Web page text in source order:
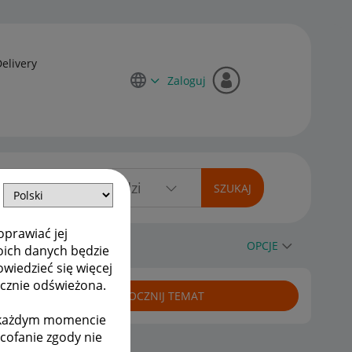
jej
danych będzie
się więcej
odświeżona.
momencie
zgody nie
Zaloguj
OPCJE
ROZPOCZNIJ TEMAT